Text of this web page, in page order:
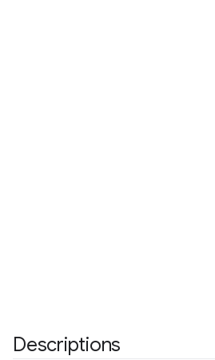
Descriptions